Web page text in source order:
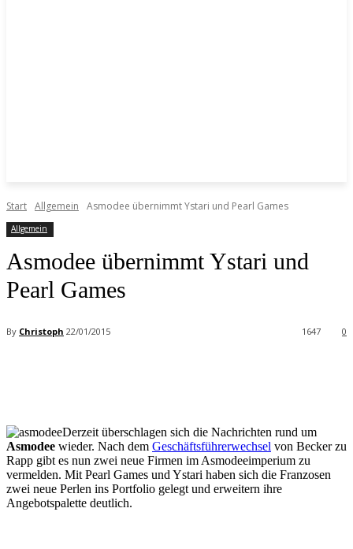
Start Allgemein Asmodee übernimmt Ystari und Pearl Games
Allgemein
Asmodee übernimmt Ystari und
Pearl Games
By Christoph 22/01/2015 0
1647
Derzeit überschlagen sich die Nachrichten rund um
Asmodee wieder. Nach dem Geschäftsführerwechsel von Becker zu
Rapp gibt es nun zwei neue Firmen im Asmodeeimperium zu
vermelden. Mit Pearl Games und Ystari haben sich die Franzosen
zwei neue Perlen ins Portfolio gelegt und erweitern ihre
Angebotspalette deutlich.